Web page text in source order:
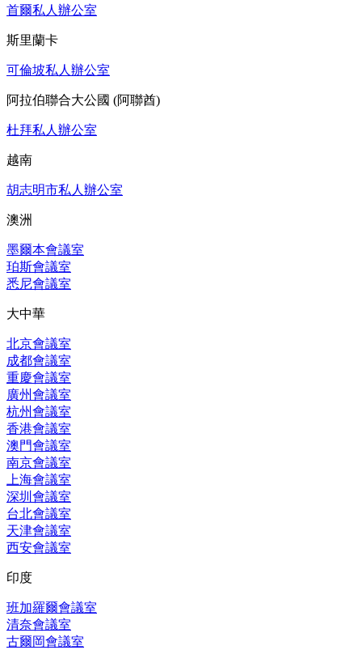
首爾私人辦公室
斯里蘭卡
可倫坡私人辦公室
阿拉伯聯合大公國 (阿聯酋)
杜拜私人辦公室
越南
胡志明市私人辦公室
澳洲
墨爾本會議室
珀斯會議室
悉尼會議室
大中華
北京會議室
成都會議室
重慶會議室
廣州會議室
杭州會議室
香港會議室
澳門會議室
南京會議室
上海會議室
深圳會議室
台北會議室
天津會議室
西安會議室
印度
班加羅爾會議室
清奈會議室
古爾岡會議室